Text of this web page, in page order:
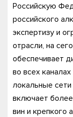
Российскую
российского
экспертизу и
отрасли, на
обеспечивает
во всех
локальные
включает
вин и крепкого